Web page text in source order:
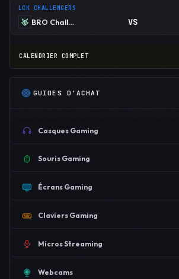
LCK CHALLENGERS
BRO Challengers VS
CALENDRIER COMPLET
GUIDES D'ACHAT
Casques Gaming
Souris Gaming
Écrans Gaming
Claviers Gaming
Micros Streaming
Webcams